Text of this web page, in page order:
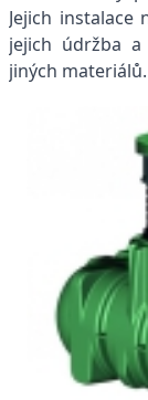
Jejich instalace
jejich údržba
jiných materiálů.